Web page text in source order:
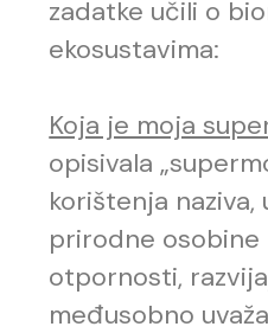
zadatke učili o
ekosustavima:
Koja je moja
opisivala
korištenja naziva,
prirodne
otpornosti,
međusobno